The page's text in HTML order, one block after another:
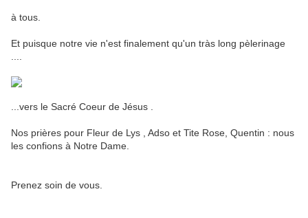
à tous.
Et puisque notre vie n'est finalement qu'un tràs long pèlerinage
...vers le Sacré Coeur de Jésus .
Nos prières pour Fleur de Lys , Adso et Tite Rose, Quentin : nous
les confions à Notre Dame.
Prenez soin de vous.